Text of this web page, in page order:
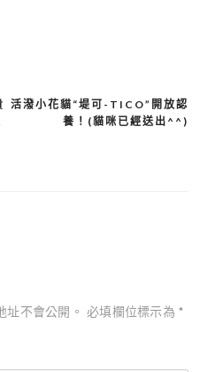
活潑小花貓“堤可-TICO”開放認
養！(貓咪已經送出^^)
址不會公開。 必填欄位標示為*